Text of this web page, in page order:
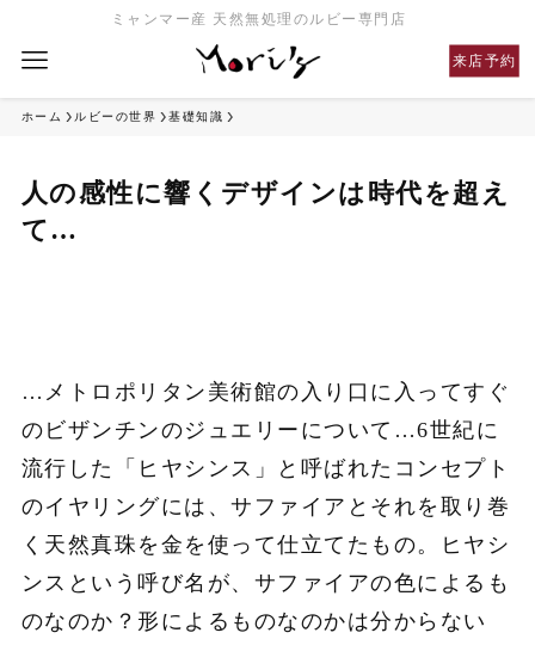
ミャンマー産 天然無処理のルビー専門店
来店予約
ホーム ルビーの世界 基礎知識
人の感性に響くデザインは時代を超え
て…
…メトロポリタン美術館の入り口に入ってすぐ
のビザンチンのジュエリーについて…6世紀に
流行した「ヒヤシンス」と呼ばれたコンセプト
のイヤリングには、サファイアとそれを取り巻
く天然真珠を金を使って仕立てたもの。ヒヤシ
ンスという呼び名が、サファイアの色によるも
のなのか？形によるものなのかは分からない